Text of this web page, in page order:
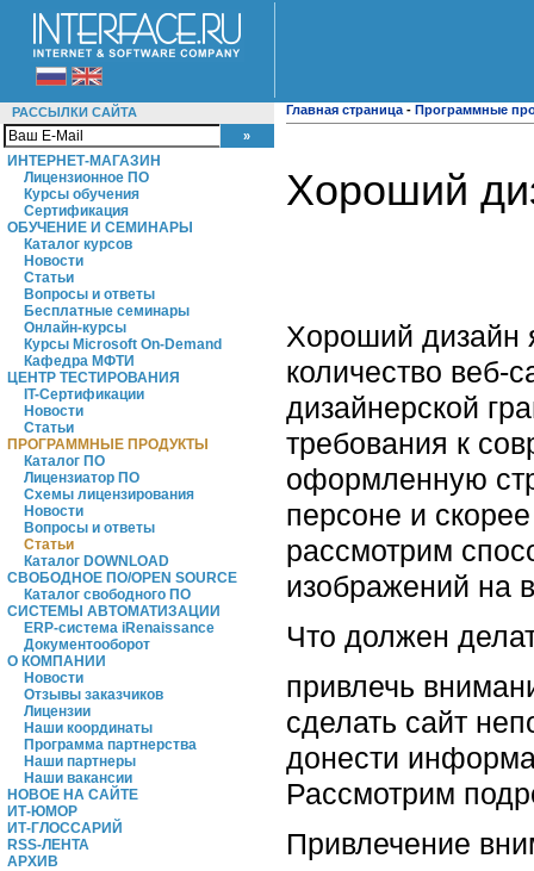
РАССЫЛКИ САЙТА
ИНТЕРНЕТ-МАГАЗИН
Лицензионное ПО
Курсы обучения
Сертификация
ОБУЧЕНИЕ И СЕМИНАРЫ
Каталог курсов
Новости
Статьи
Вопросы и ответы
Бесплатные семинары
Онлайн-курсы
Курсы Microsoft On-Demand
Кафедра МФТИ
ЦЕНТР ТЕСТИРОВАНИЯ
IT-Сертификации
Новости
Статьи
ПРОГРАММНЫЕ ПРОДУКТЫ
Каталог ПО
Лицензиатор ПО
Схемы лицензирования
Новости
Вопросы и ответы
Статьи
Каталог DOWNLOAD
СВОБОДНОЕ ПО/OPEN SOURCE
Каталог свободного ПО
СИСТЕМЫ АВТОМАТИЗАЦИИ
ERP-система iRenaissance
Документооборот
О КОМПАНИИ
Новости
Отзывы заказчиков
Лицензии
Наши координаты
Программа партнерства
Наши партнеры
Наши вакансии
НОВОЕ НА САЙТЕ
ИТ-ЮМОР
ИТ-ГЛОССАРИЙ
RSS-ЛЕНТА
АРХИВ
Главная страница - Программные
Хороший
Хороший дизайн
количество веб-
дизайнерской
требования к
оформленную
персоне и
рассмотрим
изображений на
Что должен
привлечь
сделать сайт
донести
Рассмотрим
Привлечение